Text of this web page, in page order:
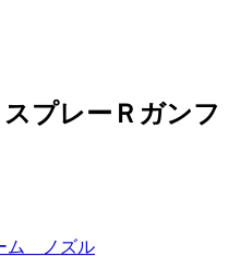
プレーＲガンフ